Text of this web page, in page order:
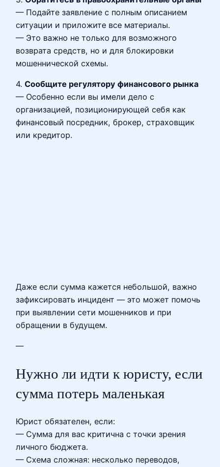
— Подайте заявление с полным описанием
ситуации и приложите все материалы.
— Это важно не только для возможного
возврата средств, но и для блокировки
мошеннической схемы.
4. Сообщите регулятору финансового рынка
— Особенно если вы имели дело с
организацией, позиционирующей себя как
финансовый посредник, брокер, страховщик
или кредитор.
Даже если сумма кажется небольшой, важно
зафиксировать инцидент — это может помочь
при выявлении сети мошенников и при
обращении в будущем.
—
Нужно ли идти к юристу, если
сумма потерь маленькая
Юрист обязателен, если:
— Сумма для вас критична с точки зрения
личного бюджета.
— Схема сложная: несколько переводов,